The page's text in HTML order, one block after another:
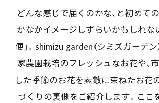
どんな感じで届くのかな、と初めて
かなかイメージしずらいかもしれな
便」。shimizu garden（シミズガーデ
家農園栽培のフレッシュなお花や、
した季節のお花を素敵に束ねたお花
づくりの裏側をご紹介します。ここ